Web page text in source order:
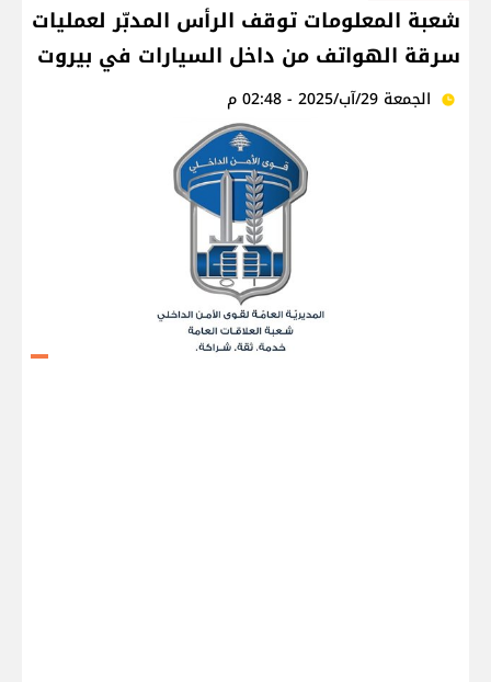
شعبة المعلومات توقف الرأس المدبّر لعمليات
سرقة الهواتف من داخل السيارات في بيروت
الجمعة 29/آب/2025 - 02:48 م